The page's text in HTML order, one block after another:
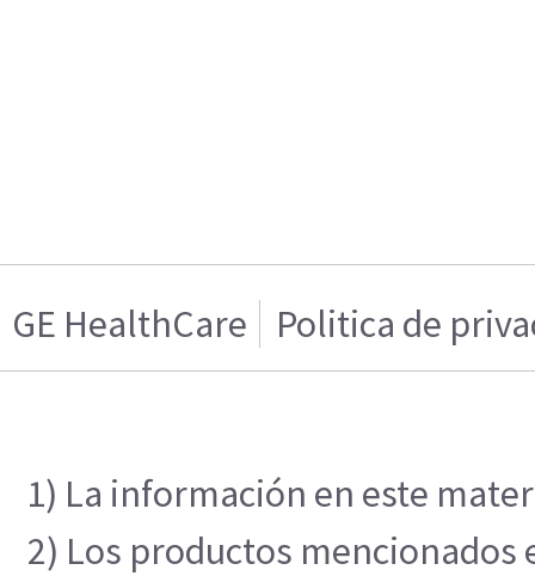
GE HealthCare Politica de
1) La información en este
2) Los productos